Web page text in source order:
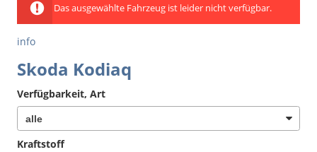
Das ausgewählte Fahrzeug ist leider nicht verfügbar.
info
Skoda Kodiaq
Verfügbarkeit, Art
Kraftstoff